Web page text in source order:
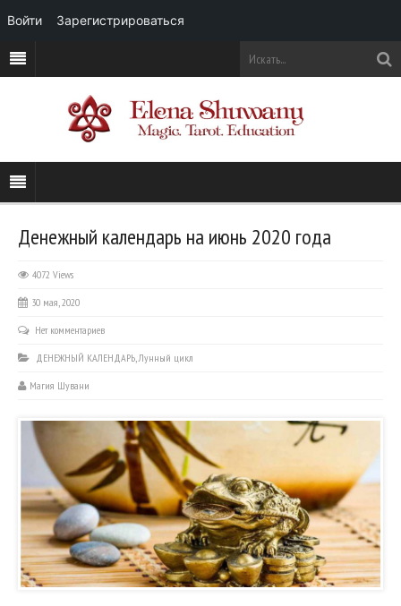
Денежный календарь на июнь 2020 года
4072 Views
30 мая, 2020
Нет комментариев
ДЕНЕЖНЫЙ КАЛЕНДАРЬ,Лунный цикл
Магия Шувани
Войти Зарегистрироваться